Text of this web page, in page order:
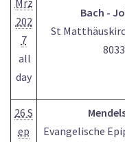
Mrz
202
7
all
day
Bach -
St
26 S
ep
Evangelische